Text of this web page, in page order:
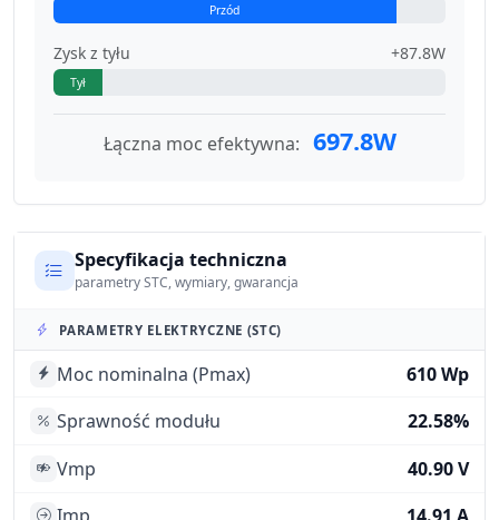
Przód
Zysk z tyłu +87.8W
Tył
Łączna moc efektywna: 697.8W
Specyfikacja techniczna
parametry STC, wymiary, gwarancja
PARAMETRY ELEKTRYCZNE (STC)
Moc nominalna (Pmax)
610 Wp
Sprawność modułu
22.58%
Vmp
40.90 V